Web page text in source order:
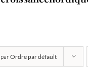
Ordre par défault